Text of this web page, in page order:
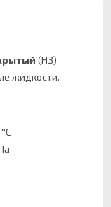
(НЗ)
жидкости.